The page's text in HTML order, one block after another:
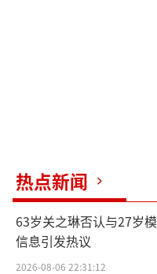
热点新闻
63岁关之琳否认与27岁
信息引发热议
2026-08-06 22:31:12